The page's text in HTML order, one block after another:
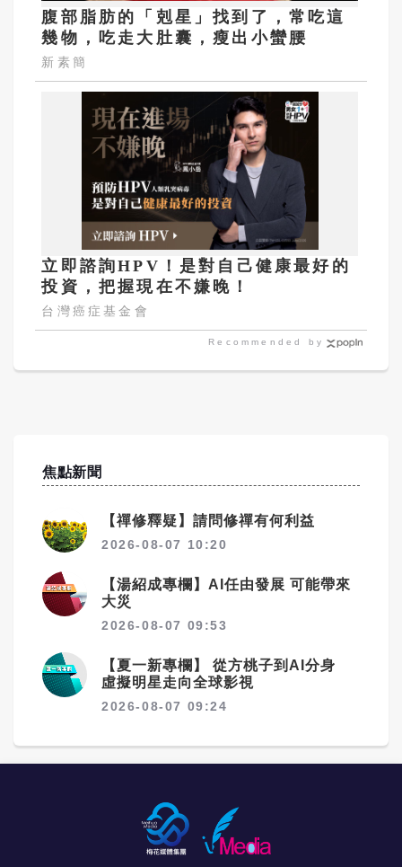
腹部脂肪的「剋星」找到了，常吃這
幾物，吃走大肚囊，瘦出小蠻腰
新素簡
立即諮詢HPV！是對自己健康最好的
投資，把握現在不嫌晚！
台灣癌症基金會
Recommended by
焦點新聞
【禪修釋疑】請問修禪有何利益
2026-08-07 10:20
【湯紹成專欄】AI任由發展 可能帶來
大災
2026-08-07 09:53
【夏一新專欄】 從方桃子到AI分身
虛擬明星走向全球影視
2026-08-07 09:24